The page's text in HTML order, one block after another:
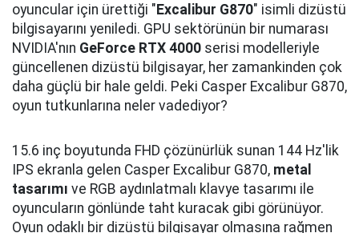
oyuncular için ürettiği " Excalibur G870" isimli dizüstü
bilgisayarını yeniledi. GPU sektörünün bir numarası
NVIDIA'nın GeForce RTX 4000 serisi modelleriyle
güncellenen dizüstü bilgisayar, her zamankinden çok
daha güçlü bir hale geldi. Peki Casper Excalibur G870,
oyun tutkunlarına neler vadediyor?
15.6 inç boyutunda FHD çözünürlük sunan 144 Hz'lik
IPS ekranla gelen Casper Excalibur G870, metal
tasarımı ve RGB aydınlatmalı klavye tasarımı ile
oyuncuların gönlünde taht kuracak gibi görünüyor.
Oyun odaklı bir dizüstü bilgisayar olmasına rağmen